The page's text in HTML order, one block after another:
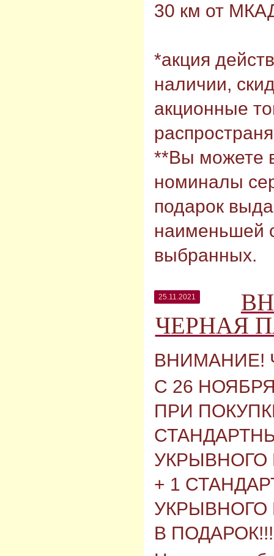
30 км от
*акция
наличии,
акционные
**Вы можете
номиналы
подарок
наименьшей
выбранных.
25.11.2021
ЧЕРНАЯ
ВНИМАНИЕ!
С 26
ПРИ
УКРЫВНОГО
+ 1
УКРЫВНОГО
В ПОДАРОК!!!